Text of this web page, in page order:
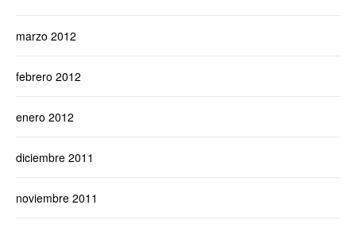
marzo 2012
febrero 2012
enero 2012
diciembre 2011
noviembre 2011